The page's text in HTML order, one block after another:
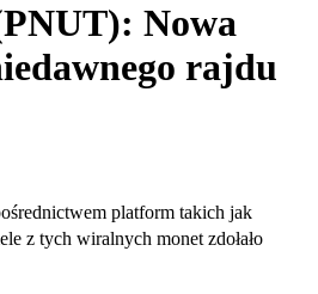
Nowa
rajdu
platform takich jak
z tych wiralnych monet zdołało